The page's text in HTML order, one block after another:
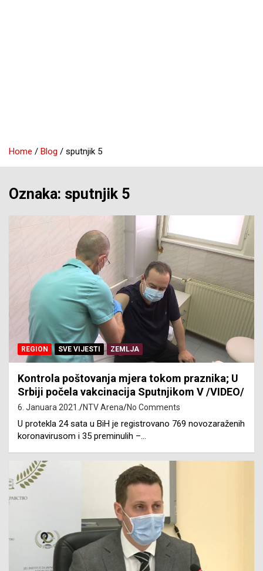
Home Blog sputnjik 5
Oznaka: sputnjik 5
REGION SVE VIJESTI ZEMLJA
Kontrola poštovanja mjera tokom praznika; U
Srbiji počela vakcinacija Sputnjikom V /VIDEO/
6. Januara 2021. NTV Arena No Comments
U protekla 24 sata u BiH je registrovano 769 novozaraženih
koronavirusom i 35 preminulih –…